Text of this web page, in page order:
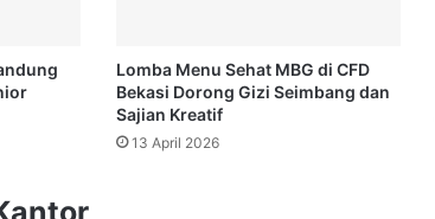
Lomba Menu Sehat MBG di CFD
Bekasi Dorong Gizi Seimbang dan
Sajian Kreatif
13 April 2026